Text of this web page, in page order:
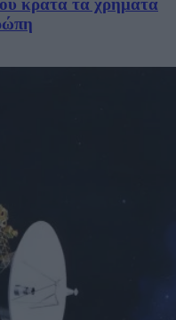
κρατά τα χρήματα